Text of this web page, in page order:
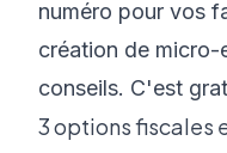
numéro pour vos
création de micro-
conseils. C'est
3 options fiscales